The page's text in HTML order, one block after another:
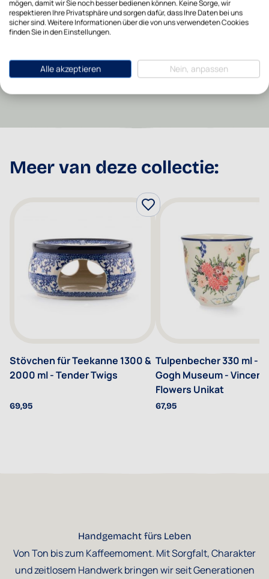
Backofen-sicher Ja
Spülmaschinenfest
Recommended Retail
19,95
Meer van deze collectie:
Stövchen für Teekanne 1300 &
2000 ml - Tender Twigs
69,95
Tulpenbecher 330 ml -
Gogh Museum -
Flowers Unikat
67,95
Handgemacht fürs Leben
Von Ton bis zum Kaffeemoment. Mit Sorgfalt, Charakter
und zeitlosem Handwerk bringen wir seit Generationen
mögen, damit wir Sie noch besser bedienen können. Keine Sorge, wir
respektieren Ihre Privatsphäre und sorgen dafür, dass Ihre Daten bei uns
sicher sind. Weitere Informationen über die von uns verwendeten Cookies
finden Sie in den Einstellungen.
Alle akzeptieren Nein, anpassen